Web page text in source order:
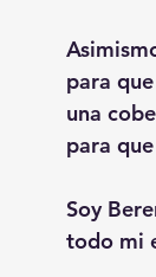
para
una
para
Soy
todo mi